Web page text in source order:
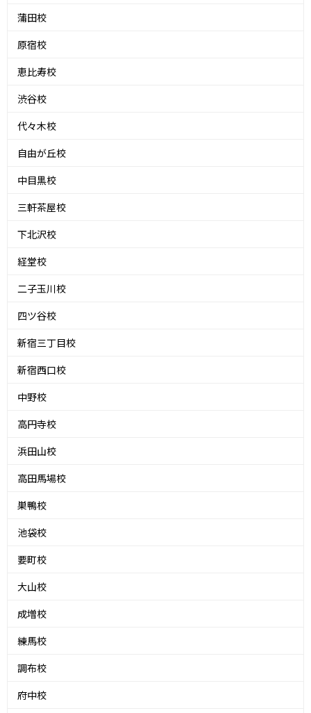
蒲田校
原宿校
恵比寿校
渋谷校
代々木校
自由が丘校
中目黒校
三軒茶屋校
下北沢校
経堂校
二子玉川校
四ツ谷校
新宿三丁目校
新宿西口校
中野校
高円寺校
浜田山校
高田馬場校
巣鴨校
池袋校
要町校
大山校
成増校
練馬校
調布校
府中校